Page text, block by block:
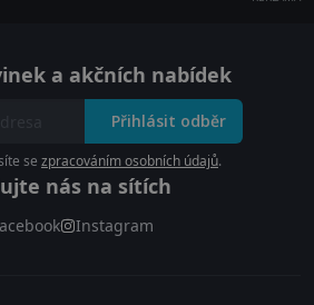
a akčních nabídek
Přihlásit odběr
se zpracováním osobních údajů.
nás na sítích
Instagram